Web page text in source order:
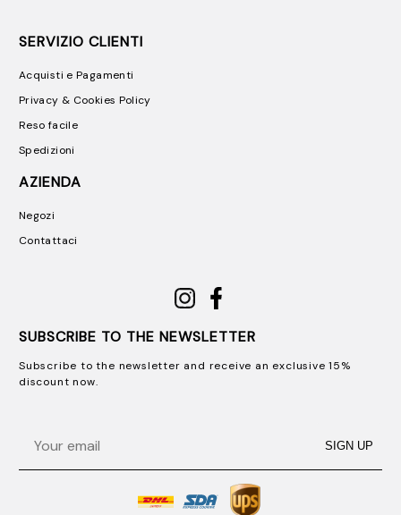
SERVIZIO CLIENTI
Acquisti e Pagamenti
Privacy & Cookies Policy
Reso facile
Spedizioni
AZIENDA
Negozi
Contattaci
SUBSCRIBE TO THE NEWSLETTER
Subscribe to the newsletter and receive an exclusive 15%
discount now.
SIGN UP